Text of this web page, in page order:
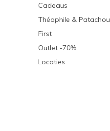
Cadeaus
Théophile & Patachou
First
Outlet -70%
Locaties